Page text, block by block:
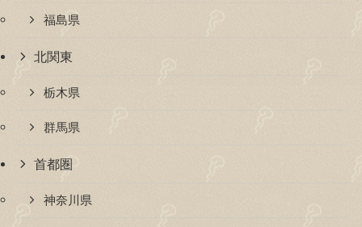
福島県
北関東
栃木県
群馬県
首都圏
神奈川県